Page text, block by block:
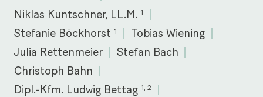
Niklas Kuntschner, LL.M. 1
Stefanie Böckhorst 1
Tobias Wiening
Julia Rettenmeier
Stefan Bach
Christoph Bahn
Dipl.-Kfm. Ludwig Bettag 1, 2